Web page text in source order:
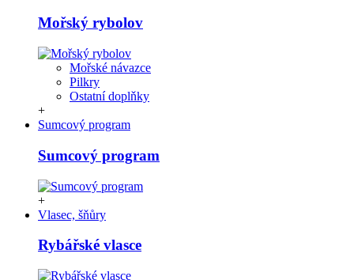
Mořský rybolov
Mořské návazce
Pilkry
Ostatní doplňky
+
Sumcový program
Sumcový program
+
Vlasec, šňůry
Rybářské vlasce